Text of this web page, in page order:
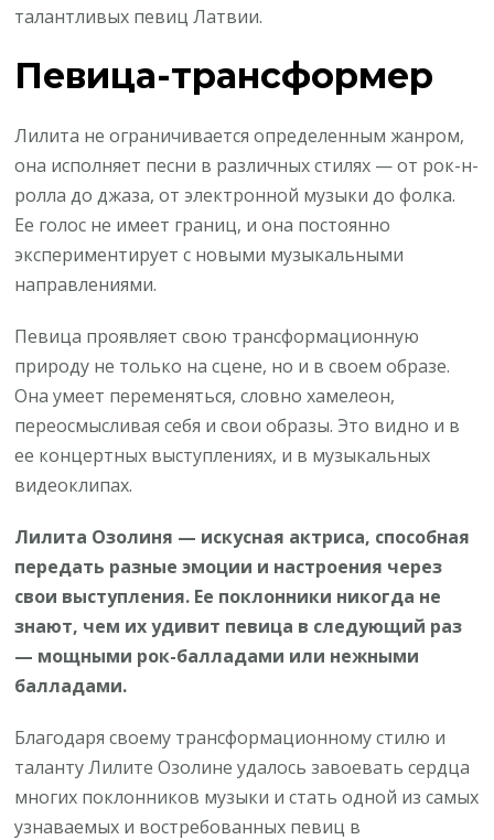
талантливых певиц Латвии.
Певица-трансформер
Лилита не ограничивается определенным жанром,
она исполняет песни в различных стилях — от рок-н-
ролла до джаза, от электронной музыки до фолка.
Ее голос не имеет границ, и она постоянно
экспериментирует с новыми музыкальными
направлениями.
Певица проявляет свою трансформационную
природу не только на сцене, но и в своем образе.
Она умеет переменяться, словно хамелеон,
переосмысливая себя и свои образы. Это видно и в
ее концертных выступлениях, и в музыкальных
видеоклипах.
Лилита Озолиня — искусная актриса, способная
передать разные эмоции и настроения через
свои выступления. Ее поклонники никогда не
знают, чем их удивит певица в следующий раз
— мощными рок-балладами или нежными
балладами.
Благодаря своему трансформационному стилю и
таланту Лилите Озолине удалось завоевать сердца
многих поклонников музыки и стать одной из самых
узнаваемых и востребованных певиц в